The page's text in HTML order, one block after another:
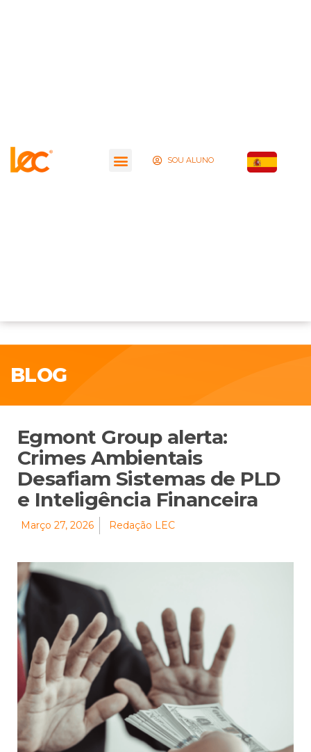
SOU ALUNO
BLOG
Egmont Group alerta:
Crimes Ambientais
Desafiam Sistemas de PLD
e Inteligência Financeira
Março 27, 2026 Redação LEC